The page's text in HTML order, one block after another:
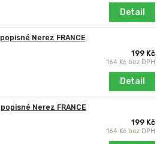
Detail
Nerez FRANCE
199 Kč
164 Kč bez DPH
Detail
Nerez FRANCE
199 Kč
164 Kč bez DPH